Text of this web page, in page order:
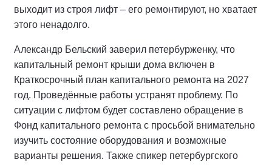
выходит из строя лифт – его ремонтируют, но хватает
этого ненадолго.
Александр Бельский заверил петербурженку, что
капитальный ремонт крыши дома включен в
Краткосрочный план капитального ремонта на 2027
год. Проведённые работы устранят проблему. По
ситуации с лифтом будет составлено обращение в
Фонд капитального ремонта с просьбой внимательно
изучить состояние оборудования и возможные
варианты решения. Также спикер петербургского